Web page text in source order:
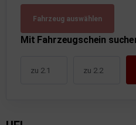
Fahrzeug auswählen
Mit Fahrzeugschein
Dämpfung